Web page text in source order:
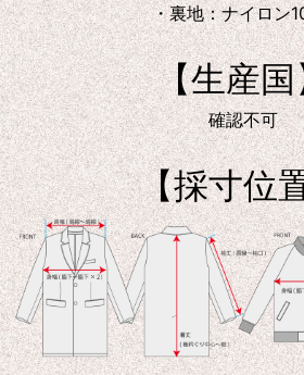
・裏地：ナイロン
【生産国
確認不可
【採寸位